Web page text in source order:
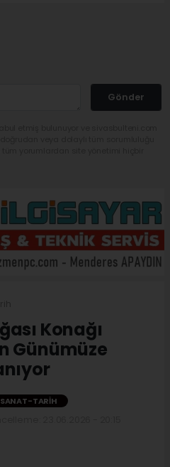
Gönder
Konağı
Günümüze
TARIH